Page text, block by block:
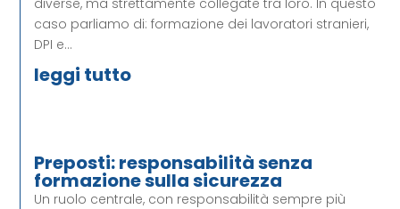
caso parliamo di: formazione dei lavoratori stranieri,
DPI e...
leggi tutto
Preposti: responsabilità senza
formazione sulla sicurezza
Un ruolo centrale, con responsabilità sempre più